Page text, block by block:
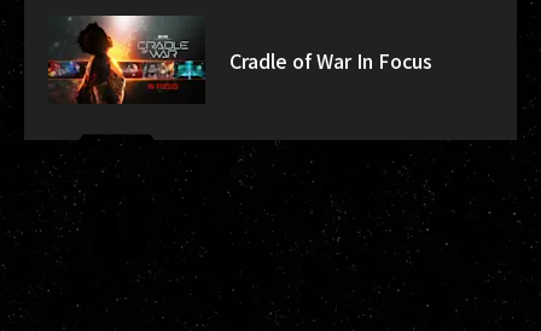
Cradle of War In Focus